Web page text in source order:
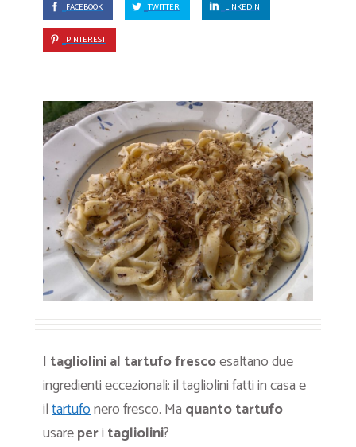
FACEBOOK TWITTER LINKEDIN
PINTEREST
I tagliolini al tartufo frescoesaltano due
ingredienti eccezionali: il tagliolini fatti in casa e
iltartufonero fresco. Ma quanto tartufo
usareperi tagliolini?